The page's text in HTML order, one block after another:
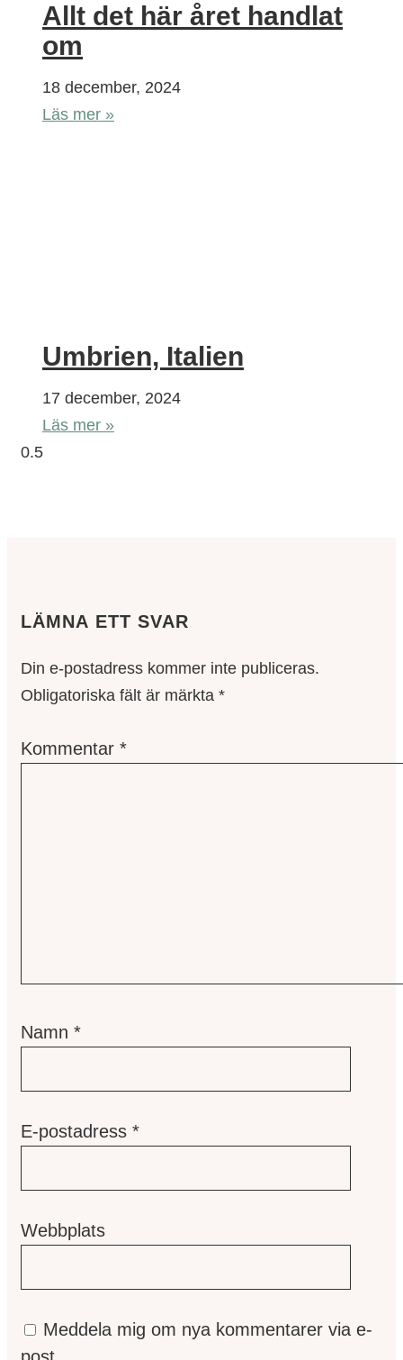
Allt det här året handlat
om
18 december, 2024
Läs mer »
Umbrien, Italien
17 december, 2024
Läs mer »
LÄMNA ETT SVAR
Din e-postadress kommer inte publiceras.
Obligatoriska fält är märkta *
Kommentar *
Namn *
E-postadress *
Webbplats
Meddela mig om nya kommentarer via e-